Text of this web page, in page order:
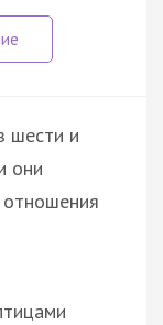
шести и
они
отношения